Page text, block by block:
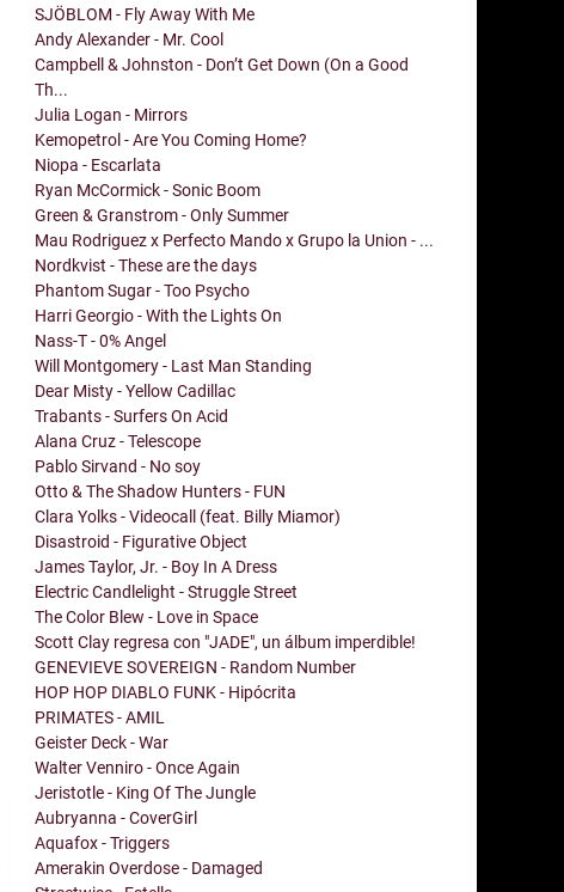
SJÖBLOM - Fly Away With Me
Andy Alexander - Mr. Cool
Campbell & Johnston - Don’t Get Down (On a Good
Th...
Julia Logan - Mirrors
Kemopetrol - Are You Coming Home?
Niopa - Escarlata
Ryan McCormick - Sonic Boom
Green & Granstrom - Only Summer
Mau Rodriguez x Perfecto Mando x Grupo la Union - ...
Nordkvist - These are the days
Phantom Sugar - Too Psycho
Harri Georgio - With the Lights On
Nass-T - 0% Angel
Will Montgomery - Last Man Standing
Dear Misty - Yellow Cadillac
Trabants - Surfers On Acid
Alana Cruz - Telescope
Pablo Sirvand - No soy
Otto & The Shadow Hunters - FUN
Clara Yolks - Videocall (feat. Billy Miamor)
Disastroid - Figurative Object
James Taylor, Jr. - Boy In A Dress
Electric Candlelight - Struggle Street
The Color Blew - Love in Space
Scott Clay regresa con "JADE", un álbum imperdible!
GENEVIEVE SOVEREIGN - Random Number
HOP HOP DIABLO FUNK - Hipócrita
PRIMATES - AMIL
Geister Deck - War
Walter Venniro - Once Again
Jeristotle - King Of The Jungle
Aubryanna - CoverGirl
Aquafox - Triggers
Amerakin Overdose - Damaged